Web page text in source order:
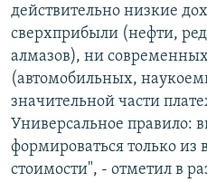
действительно низкие
сверхприбыли (нефти,
алмазов), ни
(автомобильных,
значительной части
Универсальное правило:
формироваться только из
стоимости", - отметил в